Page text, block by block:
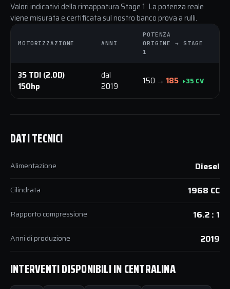
Valori indicativi della rimappatura Stage 1. La potenza reale
viene misurata e certificata sul nostro banco prova a rulli.
MOTORIZZAZIONE ANNI
POTENZA
ORIGINE → STAGE
1
35 TDI (2.0D)
150hp
dal
2019
150 → 185 +35 CV
DATI TECNICI
Alimentazione Diesel
Cilindrata 1968 CC
Rapporto compressione 16.2 : 1
Anni di produzione 2019
INTERVENTI DISPONIBILI IN CENTRALINA